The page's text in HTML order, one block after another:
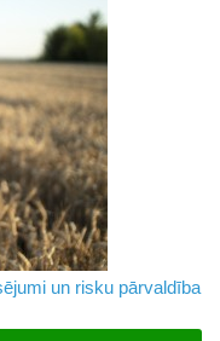
un risku pārvaldība